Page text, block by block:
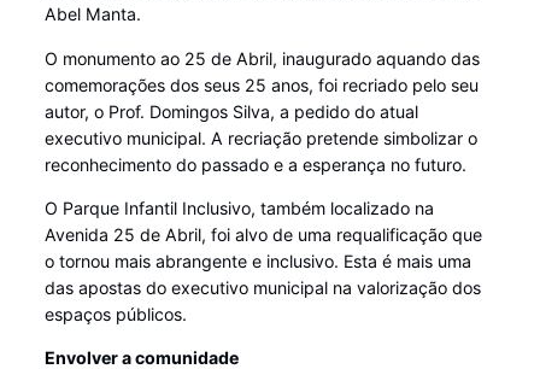
Abel Manta.
O monumento ao 25 de Abril, inaugurado aquando das
comemorações dos seus 25 anos, foi recriado pelo seu
autor, o Prof. Domingos Silva, a pedido do atual
executivo municipal. A recriação pretende simbolizar o
reconhecimento do passado e a esperança no futuro.
O Parque Infantil Inclusivo, também localizado na
Avenida 25 de Abril, foi alvo de uma requalificação que
o tornou mais abrangente e inclusivo. Esta é mais uma
das apostas do executivo municipal na valorização dos
espaços públicos.
Envolver a comunidade